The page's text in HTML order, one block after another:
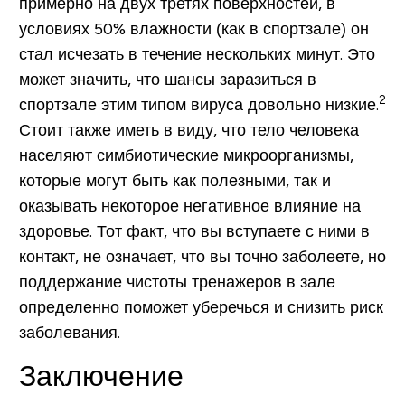
примерно на двух третях поверхностей, в
условиях 50% влажности (как в спортзале) он
стал исчезать в течение нескольких минут. Это
может значить, что шансы заразиться в
спортзале этим типом вируса довольно низкие.2
Стоит также иметь в виду, что тело человека
населяют симбиотические микроорганизмы,
которые могут быть как полезными, так и
оказывать некоторое негативное влияние на
здоровье. Тот факт, что вы вступаете с ними в
контакт, не означает, что вы точно заболеете, но
поддержание чистоты тренажеров в зале
определенно поможет уберечься и снизить риск
заболевания.
Заключение